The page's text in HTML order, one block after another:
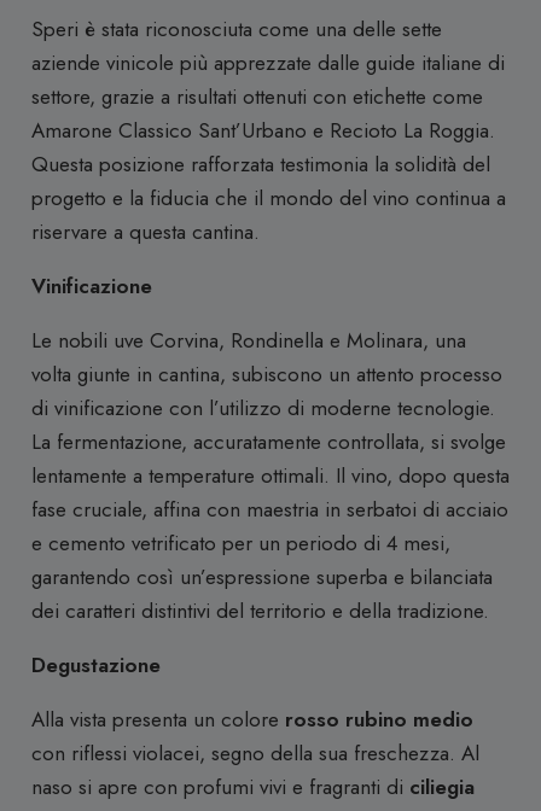
Speri è stata riconosciuta come una delle sette
aziende vinicole più apprezzate dalle guide italiane di
settore, grazie a risultati ottenuti con etichette come
Amarone Classico Sant’Urbano e Recioto La Roggia.
Questa posizione rafforzata testimonia la solidità del
progetto e la fiducia che il mondo del vino continua a
riservare a questa cantina.
Vinificazione
Le nobili uve Corvina, Rondinella e Molinara, una
volta giunte in cantina, subiscono un attento processo
di vinificazione con l’utilizzo di moderne tecnologie.
La fermentazione, accuratamente controllata, si svolge
lentamente a temperature ottimali. Il vino, dopo questa
fase cruciale, affina con maestria in serbatoi di acciaio
e cemento vetrificato per un periodo di 4 mesi,
garantendo così un’espressione superba e bilanciata
dei caratteri distintivi del territorio e della tradizione.
Degustazione
Alla vista presenta un colore rosso rubino medio
con riflessi violacei, segno della sua freschezza. Al
naso si apre con profumi vivi e fragranti di ciliegia